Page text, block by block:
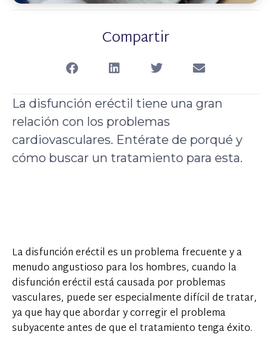
Compartir
La disfunción eréctil tiene una gran
relación con los problemas
cardiovasculares. Entérate de porqué y
cómo buscar un tratamiento para esta.
La disfunción eréctil es un problema frecuente y a
menudo angustioso para los hombres, cuando la
disfunción eréctil está causada por problemas
vasculares, puede ser especialmente difícil de tratar,
ya que hay que abordar y corregir el problema
subyacente antes de que el tratamiento tenga éxito.